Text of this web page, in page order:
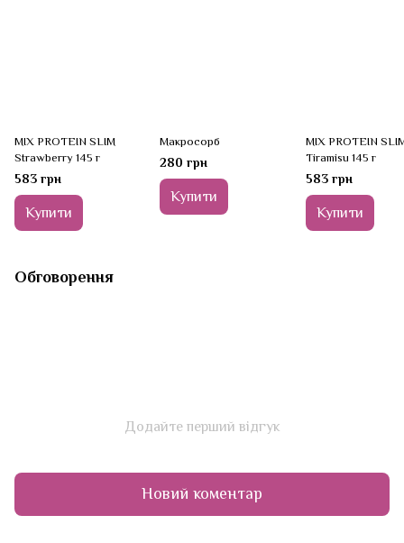
MIX PROTEIN SLIM
Strawberry 145 г
583 грн
Купити
Макросорб
280 грн
Купити
MIX PROTEIN
Tiramisu 145 г
583 грн
Купити
Обговорення
Додайте перший відгук
Новий коментар